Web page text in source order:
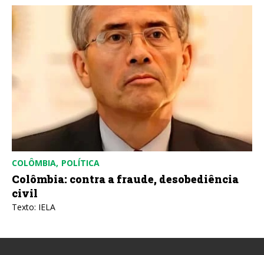
COLÔMBIA POLÍTICA
Colômbia: contra a fraude, desobediência
civil
Texto: IELA